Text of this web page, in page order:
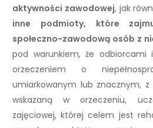
aktywności zawodowej, jak
inne podmioty, które
społeczno-zawodową osób z
pod warunkiem, że odbiorcami
orzeczeniem o
umiarkowanym lub znacznym,
wskazaną w orzeczeniu,
zajęciowej, której celem jest